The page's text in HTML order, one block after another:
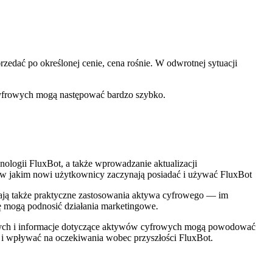
po określonej cenie, cena rośnie. W odwrotnej sytuacji
mogą następować bardzo szybko.
FluxBot, a także wprowadzanie aktualizacji
jakim nowi użytkownicy zaczynają posiadać i używać FluxBot
także praktyczne zastosowania aktywa cyfrowego — im
podnosić działania marketingowe.
i informacje dotyczące aktywów cyfrowych mogą powodować
wpływać na oczekiwania wobec przyszłości FluxBot.